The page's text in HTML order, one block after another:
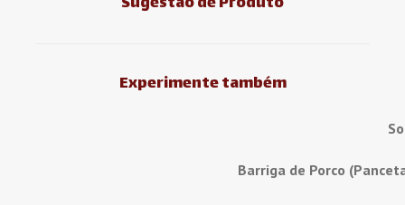
Experimente também
Barriga de Porco